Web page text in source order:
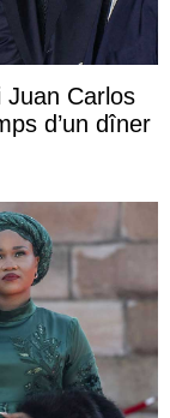
Juan Carlos
d’un dîner